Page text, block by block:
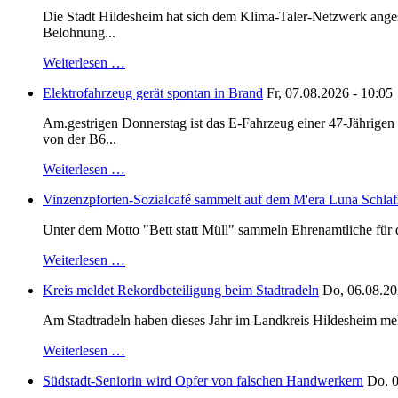
Die Stadt Hildesheim hat sich dem Klima-Taler-Netzwerk
Belohnung...
Weiterlesen …
Elektrofahrzeug gerät spontan in Brand Fr, 07.08.2026 - 10:05
Am.gestrigen Donnerstag ist das E-Fahrzeug einer 47-
von der B6...
Weiterlesen …
Vinzenzpforten-Sozialcafé sammelt auf dem M'era Luna
Unter dem Motto "Bett statt Müll" sammeln Ehrenamtliche für
Weiterlesen …
Kreis meldet Rekordbeteiligung beim Stadtradeln Do,
Am Stadtradeln haben dieses Jahr im Landkreis Hildesheim
Weiterlesen …
Südstadt-Seniorin wird Opfer von falschen Handwerkern Do,